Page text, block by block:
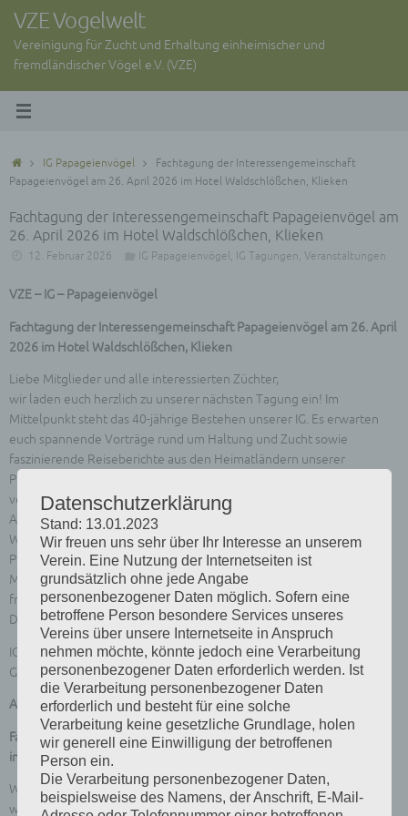
Inhalt
springen
VZE Vogelwelt
Vereinigung für Zucht und Erhaltung einheimischer und
fremdländischer Vögel e.V. (VZE)
StartIG Papageienvögel
Fachtagung der Interessengemeinschaft
Papageienvögel am 26. April 2026 im Hotel Waldschlößchen, Klieken
Fachtagung der Interessengemeinschaft Papageienvögel am
26. April 2026 im Hotel Waldschlößchen, Klieken
12. Februar 2026 IG Papageienvögel , IG Tagungen,Veranstaltungen
VZE – IG – Papageienvögel
Fachtagung der Interessengemeinschaft Papageienvögel am 26. April
2026 im Hotel Waldschlößchen, Klieken
Liebe Mitglieder und alle interessierten Züchter,
wir laden euch herzlich zu unserer nächsten Tagung ein! Im
Mittelpunkt steht das 40-jährige Bestehen unserer IG. Es erwarten
euch spannende Vorträge rund um Haltung und Zucht sowie
faszinierende Reiseberichte aus den Heimatländern unserer
Pfleglinge. Darüber hinaus blicken wir gemeinsam auf die
vergangenen vier Jahrzehnte zurück.
Auch die Wahl des neuen Vorstandes steht auf der Tagesordnung.
Wie ihr seht, haben wir ein abwechslungsreiches und interessantes
Programm für euch vorbereitet!
Merkt euch diesen Termin und kommt zahlreich nach Klieken! Wir
freuen uns darauf, viele Züchter willkommen zu heißen.
Der Beginn ist voraussichtlich um 10:00 Uhr.
IG Vorsitzender
Gerhard Schmidt
Aktualisierung: Interessengemeinschaft Papageienvögel
Fachtagung am Sonntag, den 26.April 2026 Beginn um 9,30 Uhr
in 06869 Klieken im Hotel „Waldschlößchen“ Hauptstraße 1
Wir blicken auf 40 Jahre IG Papageienvögel zurück, zu diesem Anlass
wird es einen bildlichen Rückblick geben.
Datenschutzerklärung
Stand: 13.01.2023
Wir freuen uns sehr über Ihr Interesse an unserem
Verein. Eine Nutzung der Internetseiten ist
grundsätzlich ohne jede Angabe
personenbezogener Daten möglich. Sofern eine
betroffene Person besondere Services unseres
Vereins über unsere Internetseite in Anspruch
nehmen möchte, könnte jedoch eine Verarbeitung
personenbezogener Daten erforderlich werden. Ist
die Verarbeitung personenbezogener Daten
erforderlich und besteht für eine solche
Verarbeitung keine gesetzliche Grundlage, holen
wir generell eine Einwilligung der betroffenen
Person ein.
Die Verarbeitung personenbezogener Daten,
beispielsweise des Namens, der Anschrift, E-Mail-